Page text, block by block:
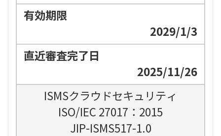
2029/1/3
2025/11/26
ISMSクラウドセキュリティ
ISO/IEC 27017：2015
JIP-ISMS517-1.0